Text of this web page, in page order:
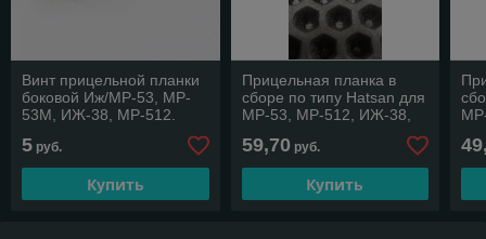
Винт прицельной планки
боковой Иж/МР-53, MP-
53М, ИЖ-38, MP-512.
5 руб.
Купить
Прицельная планка в
сборе по типу Hatsan для
МР-53, МР-512, ИЖ-38,
ИЖ-53 (старого образца).
59,70руб.
Купить